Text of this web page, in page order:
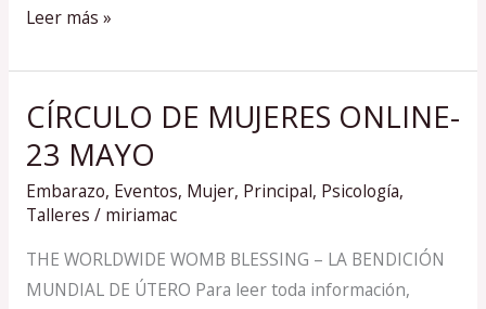
Leer más »
CÍRCULO DE MUJERES ONLINE-
23 MAYO
Embarazo, Eventos, Mujer, Principal, Psicología,
Talleres / miriamac
THE WORLDWIDE WOMB BLESSING – LA BENDICIÓN
MUNDIAL DE ÚTERO Para leer toda información,
CÍRCULO
DE
MUJERES
ONLINE-
MAYO